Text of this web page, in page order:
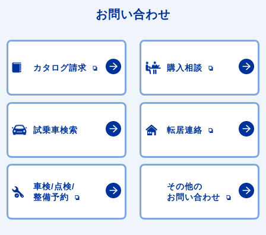
お問い合わせ
カタログ請求 購入相談
試乗車検索 転居連絡
車検/点検/
整備予約
その他の
お問い合わせ